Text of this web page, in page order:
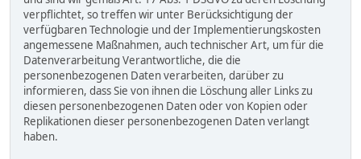
verpflichtet, so treffen wir unter Berücksichtigung der
verfügbaren Technologie und der Implementierungskosten
angemessene Maßnahmen, auch technischer Art, um für die
Datenverarbeitung Verantwortliche, die die
personenbezogenen Daten verarbeiten, darüber zu
informieren, dass Sie von ihnen die Löschung aller Links zu
diesen personenbezogenen Daten oder von Kopien oder
Replikationen dieser personenbezogenen Daten verlangt
haben.